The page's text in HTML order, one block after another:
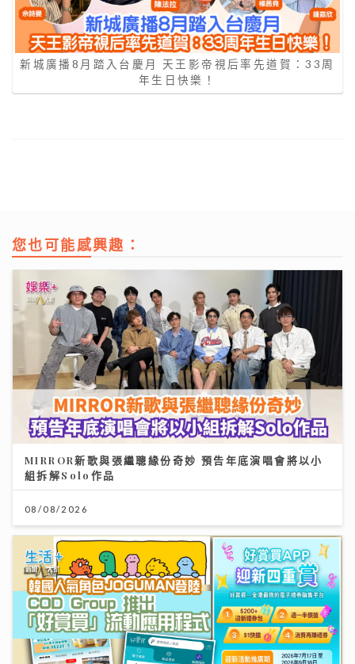
新城廣播8月踏入台慶月 天王影帝視后率先道賀：33周
年生日快樂！
您也可能感興趣：
MIRROR新歌與張繼聰緣份奇妙 預告年底演唱會將以小
組拆解Solo作品
08/08/2026